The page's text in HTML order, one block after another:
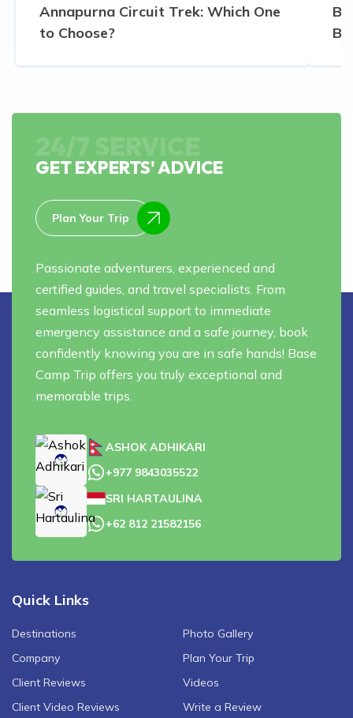
Annapurna Circuit Trek: Which One
to Choose?
GET EXPERTS' ADVICE
Plan Your Trip
Passionate adventurers, experienced and
certified guides, and travel specialists. From
seamless logistical support to immediate
emergency assistance and a safe journey, book
confidently knowing you are in safe hands! Base
Camp Trip offers you truly exceptional and
memorable trips.
ASHOK ADHIKARI
+977 9843035522
SRI HARTAULINA
+62 812 21582156
Quick Links
Destinations
Company
Client Reviews
Client Video Reviews
Photo Gallery
Plan Your Trip
Videos
Write a Review